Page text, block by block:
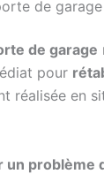
de
de garage
pour
réalisée en
un problème